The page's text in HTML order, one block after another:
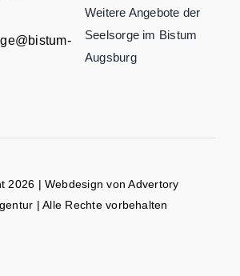
Weitere Angebote der
Seelsorge im Bistum
Augsburg
2026 | Webdesign vonAdvertory
| Alle Rechte vorbehalten